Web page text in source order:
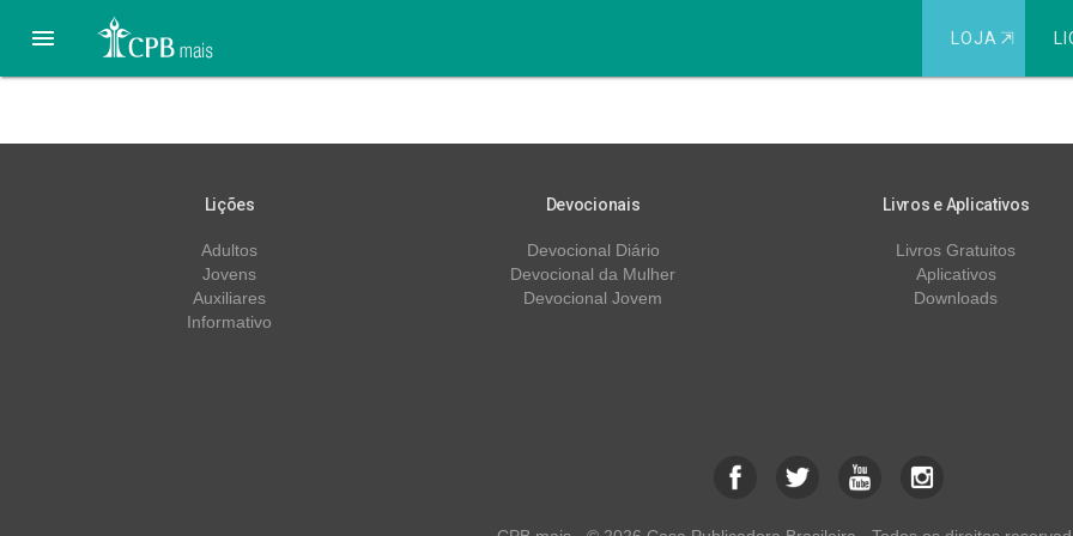
 LOJA ⇱
Lições
Adultos
Jovens
Auxiliares
Informativo
Devocionais
Devocional Diário
Devocional da Mulher
Devocional Jovem
Livros e Aplicativos
Livros Gratuitos
Aplicativos
Downloads